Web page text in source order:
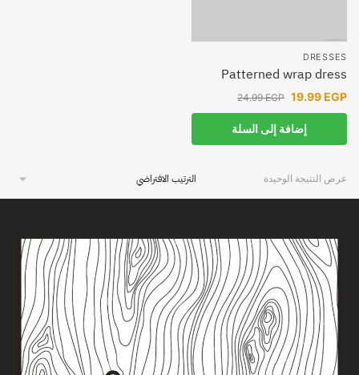
DRESSES
Patterned wrap dress
24.99EGP 19.99EGP
إضافة إلى السلة
عرض النتيجة الوحيدة